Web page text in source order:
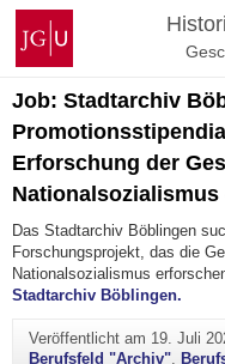
Zum
Inhalt
springen
Johannes
Gutenberg-
Universität
Mainz
Job: Stadtarchiv
Erforschung der
Nationalsozialismus
Das Stadtarchiv Böblingen
Forschungsprojekt, das die
Nationalsozialismus
Stadtarchiv Böblingen.
Veröffentlicht am 19. Juli
Berufsfeld "Archiv",